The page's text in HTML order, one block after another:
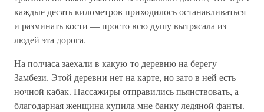
каждые десять километров приходилось останавливаться
и разминать кости — просто всю душу вытрясала из
людей эта дорога.
На полчаса заехали в какую-то деревню на берегу
Замбези. Этой деревни нет на карте, но зато в ней есть
ночной кабак. Пассажиры отправились пьянствовать, а
благодарная женщина купила мне банку ледяной фанты.